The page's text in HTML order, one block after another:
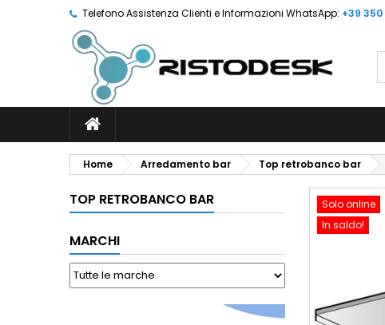
Telefono Assistenza Clienti e Informazioni WhatsApp: +39 350
Home Arredamento bar Top retrobanco bar
TOP RETROBANCO BAR
MARCHI
Solo online
In saldo!